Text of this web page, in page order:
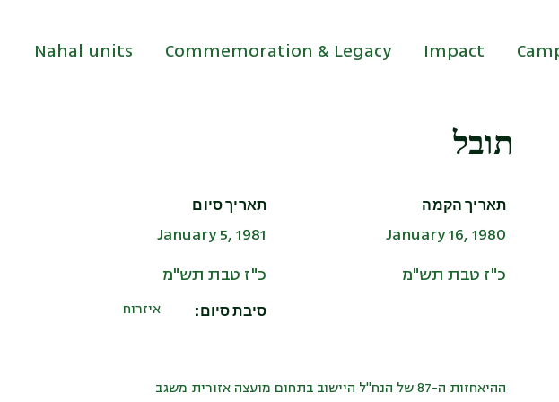
Impact
Commemoration & Legacy
Nahal units
תובל
תאריך הקמה תאריך סיום
January 16, 1980
January 5, 1981
כ"ז טבת תש"מ
כ"ז טבת תש"מ
סיבת סיום: איזרוח
ההיאחזות ה-87 של הנח"ל היישוב בתחום מועצה אזורית משגב